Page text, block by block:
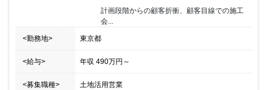
計画段階からの顧客折衝、顧客目線での施工
会...
<勤務地> 東京都
<給与> 年収 490万円 ～
<募集職種> 土地活用営業